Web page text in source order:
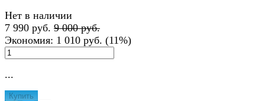
Нет в наличии
7 990 руб. 9 000 руб.
Экономия: 1 010 руб. (11%)
...
Купить